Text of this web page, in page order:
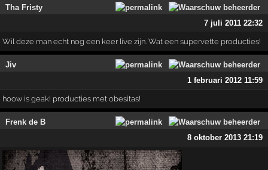
Tha Fristy
7 juli 2011 22:32
Wil deze man echt nog een keer live zijn. Wat een supervette producties!
Jiv
1 februari 2012 11:59
hoow is geak! producties met obesitas!
Frenk de B
8 oktober 2013 21:19